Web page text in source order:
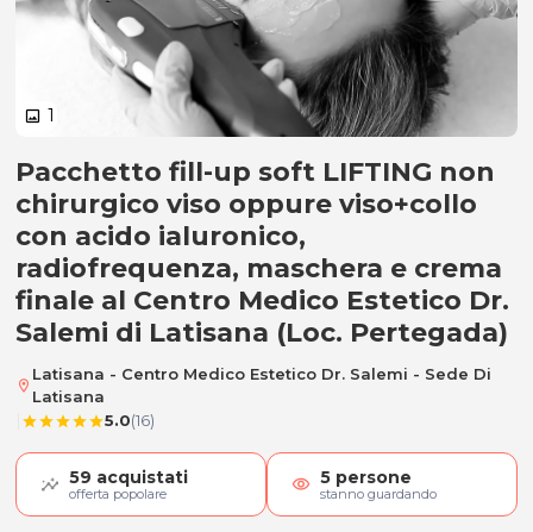
image 1
A) Pacchetto fill-up soft LIFTING
Pacchetto fill-up soft LIFTING non
chirurgico viso oppure viso+collo
con acido ialuronico,
radiofrequenza, maschera e crema
finale al Centro Medico Estetico Dr.
Salemi di Latisana (Loc. Pertegada)
location_on
Latisana - Centro Medico Estetico Dr. Salemi - Sede Di
Latisana
starstarstarstarstar5.0(16)
59 acquistati
offerta popolare visibility 5 persone
stanno guardando